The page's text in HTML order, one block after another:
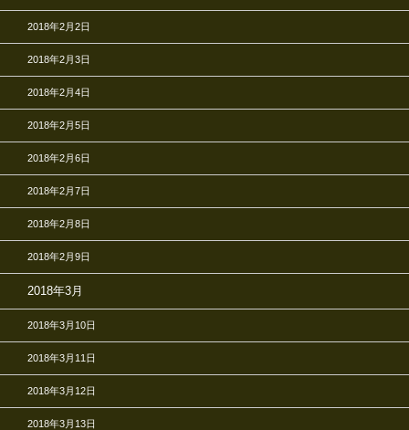
2018年2月2日
2018年2月3日
2018年2月4日
2018年2月5日
2018年2月6日
2018年2月7日
2018年2月8日
2018年2月9日
2018年3月
2018年3月10日
2018年3月11日
2018年3月12日
2018年3月13日